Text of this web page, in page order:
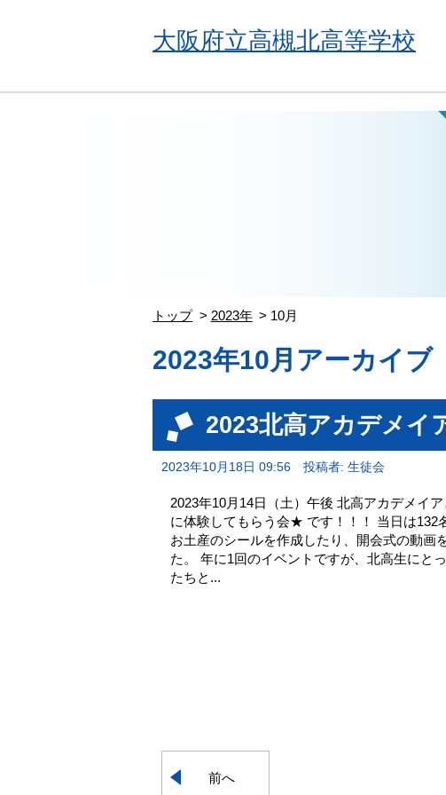
大阪府立高槻北高等学校
トップ 2023年 10月
2023年10月アーカイブ
2023北高アカデメイ
2023年10月18日 09:56 投稿者: 生徒会
2023年10月14日（土）午後 北高アカデメイ
に体験してもらう会★ です！！！ 当日は132
お土産のシールを作成したり、開会式の動画
た。 年に1回のイベントですが、北高生にと
たちと...
前へ